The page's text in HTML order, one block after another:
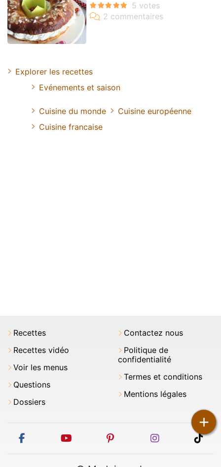
+
Explorer les recettes
Evénements et saison
Cuisine du monde
Cuisine européenne
Cuisine francaise
Recettes
Recettes vidéo
Voir les menus
Questions
Dossiers
Contactez nous
Politique de
confidentialité
Termes et conditions
Mentions légales
facebook youtube pinterest instagram